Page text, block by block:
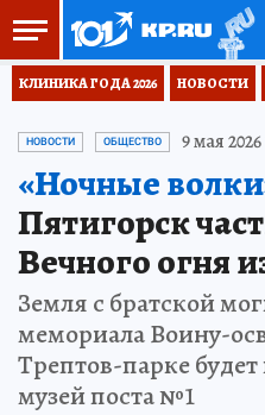
КЛИНИКА ГОДА 2026 НОВОСТИ
НОВОСТИ ОБЩЕСТВО 9 мая 2026
«Ночные
Пятигорск
Вечного огня
Земля с братской
мемориала Воину-
Трептов-парке
музей поста №1